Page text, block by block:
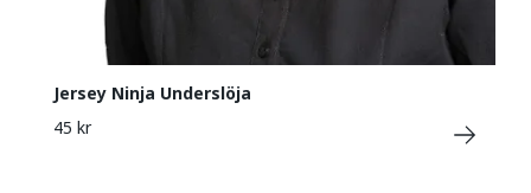
Jersey Ninja Underslöja
45 kr